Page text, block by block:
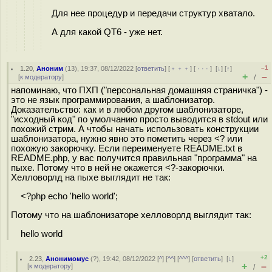
Для нее процедур и передачи структур хватало.
А для какой QT6 - уже нет.
1.20 ,Аноним (13), 19:37, 08/12/2022 [ответить] [ ﹢﹢﹢] [ · · ·][↓] [↑]
[к модератору]
–1
+ / –
напоминаю, что ПХП ("персональная домашняя страничка") -
это не язык программирования, а шаблонизатор.
Доказательство: как и в любом другом шаблонизаторе,
"исходный код" по умолчанию просто выводится в stdout или
похожий стрим. А чтобы начать использовать конструкции
шаблонизатора, нужно явно это пометить через <? или
похожую закорючку. Если переименуете README.txt в
README.php, у вас получится правильная "программа" на
пыхе. Потому что в ней не окажется <?-закорючки.
Хелловорлд на пыхе выглядит не так:
<?php echo 'hello world';
Потому что на шаблонизаторе хелловорлд выглядит так:
hello world
2.23 ,Анонимомус (?), 19:42, 08/12/2022 [^] [^^] [^^^] [ответить][↓]
[к модератору]
+2
+ / –